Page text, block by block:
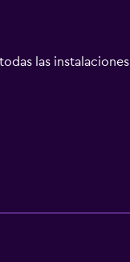
las instalaciones